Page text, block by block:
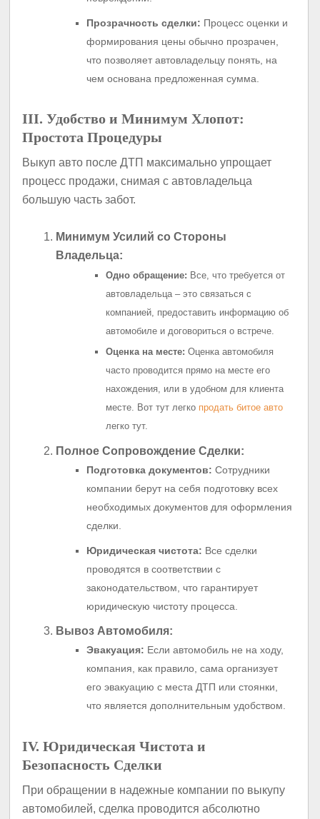
Прозрачность сделки: Процесс оценки и
формирования цены обычно прозрачен,
что позволяет автовладельцу понять, на
чем основана предложенная сумма.
III. Удобство и Минимум Хлопот:
Простота Процедуры
Выкуп авто после ДТП максимально упрощает
процесс продажи, снимая с автовладельца
большую часть забот.
Минимум Усилий со Стороны
Владельца:
Одно обращение: Все, что требуется от
автовладельца – это связаться с
компанией, предоставить информацию об
автомобиле и договориться о встрече.
Оценка на месте: Оценка автомобиля
часто проводится прямо на месте его
нахождения, или в удобном для клиента
месте. Вот тут легко продать битое авто
легко тут.
Полное Сопровождение Сделки:
Подготовка документов: Сотрудники
компании берут на себя подготовку всех
необходимых документов для оформления
сделки.
Юридическая чистота: Все сделки
проводятся в соответствии с
законодательством, что гарантирует
юридическую чистоту процесса.
Вывоз Автомобиля:
Эвакуация: Если автомобиль не на ходу,
компания, как правило, сама организует
его эвакуацию с места ДТП или стоянки,
что является дополнительным удобством.
IV. Юридическая Чистота и
Безопасность Сделки
При обращении в надежные компании по выкупу
автомобилей, сделка проводится абсолютно